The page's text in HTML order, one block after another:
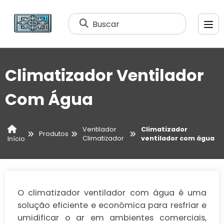
Buscar
Climatizador Ventilador
Com Água
Início
Produtos
Ventilador
Climatizador
Climatizador
ventilador com água
O climatizador ventilador com água é uma
solução eficiente e econômica para resfriar e
umidificar o ar em ambientes comerciais,